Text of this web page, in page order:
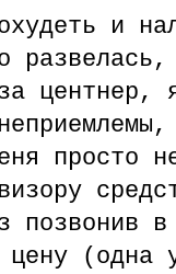
и
просто
позвонив
(одна